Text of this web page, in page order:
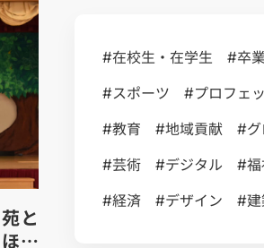
#在校生・在学生 #卒
#スポーツ #プロフェ
#教育 #地域貢献 #グ
#芸術 #デジタル #福
#経済 #デザイン #建
と
し